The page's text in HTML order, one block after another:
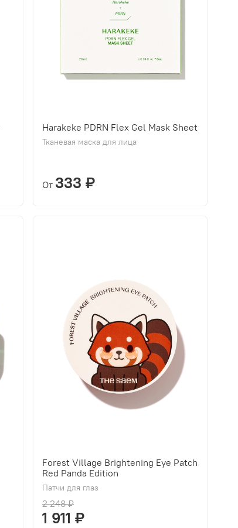
Harakeke PDRN Flex Gel Mask Sheet
Тканевая маска для лица
От 333 ₽
Forest Village Brightening Eye Patch
Red Panda Edition
Патчи для глаз
2 248 ₽
1 911 ₽